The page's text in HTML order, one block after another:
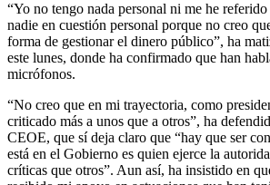
“Yo no tengo nada personal ni me he
nadie en cuestión personal porque no creo
forma de gestionar el dinero público”, ha
este lunes, donde ha confirmado que han
micrófonos.
“No creo que en mi trayectoria, como
criticado más a unos que a otros”, ha
CEOE, que sí deja claro que “hay que ser
está en el Gobierno es quien ejerce la
críticas que otros”. Aun así, ha insistido en